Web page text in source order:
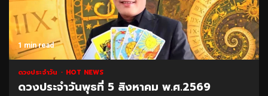
1 min read
ดวงประจำวัน HOT NEWS
ดวงประจำวันพุธที่ 5 สิงหาคม พ.ศ.2569